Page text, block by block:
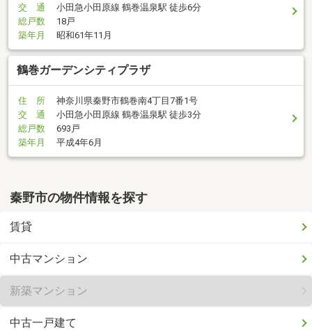
交 通
小田急小田原線 鶴巻温泉駅 徒歩6分
総戸数
18戸
築年月
昭和61年11月
鶴巻ガーデンシティプラザ
住 所
神奈川県秦野市鶴巻南4丁目7番1号
交 通
小田急小田原線 鶴巻温泉駅 徒歩3分
総戸数
693戸
築年月
平成4年6月
秦野市の物件情報を探す
賃貸
中古マンション
新築マンション
中古一戸建て